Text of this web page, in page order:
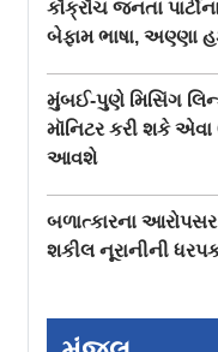
કૉક્રૉચ જનતા
બેફામ ભાષા, અણ્ણા
મુંબઈ-પુણે મિસિંગ
મૉનિટર કરી શકે એવા
આવશે
બળાત્કારના આરોપસર
શકીલ નૂરાનીની